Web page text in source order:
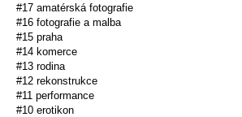
#17 amatérská fotografie
#16 fotografie a malba
#15 praha
#14 komerce
#13 rodina
#12 rekonstrukce
#11 performance
#10 erotikon